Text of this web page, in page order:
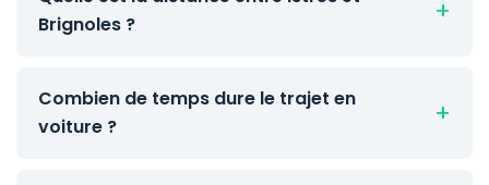
Brignoles ?
Combien de temps dure le trajet en
voiture ?